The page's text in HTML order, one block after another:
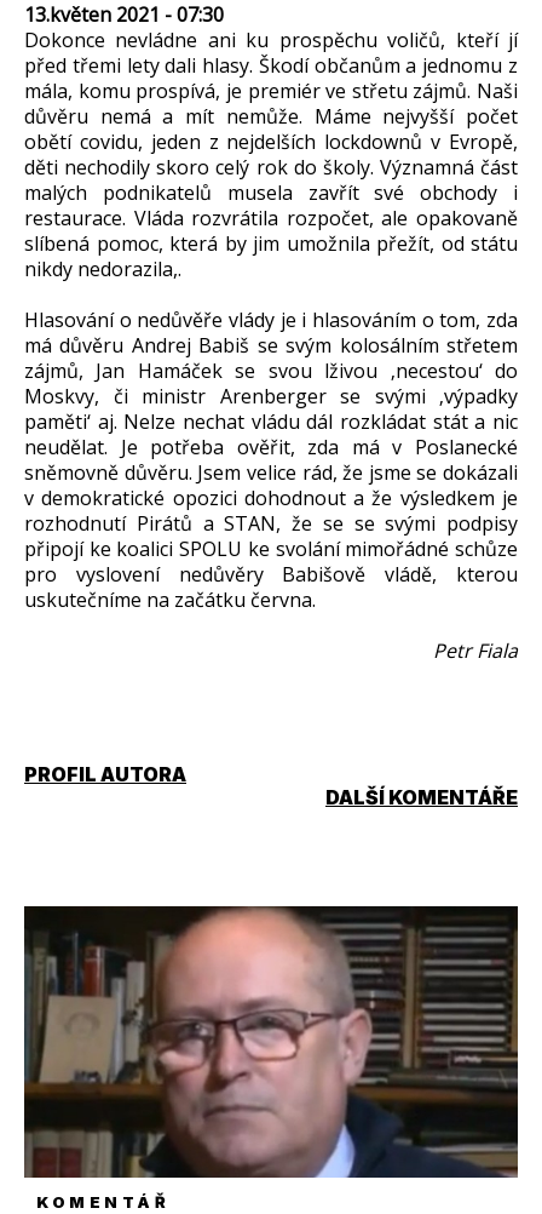
13.květen 2021 - 07:30
Dokonce nevládne ani ku prospěchu voličů, kteří jí
před třemi lety dali hlasy. Škodí občanům a jednomu z
mála, komu prospívá, je premiér ve střetu zájmů. Naši
důvěru nemá a mít nemůže. Máme nejvyšší počet
obětí covidu, jeden z nejdelších lockdownů v Evropě,
děti nechodily skoro celý rok do školy. Významná část
malých podnikatelů musela zavřít své obchody i
restaurace. Vláda rozvrátila rozpočet, ale opakovaně
slíbená pomoc, která by jim umožnila přežít, od státu
nikdy nedorazila,.
Hlasování o nedůvěře vlády je i hlasováním o tom, zda
má důvěru Andrej Babiš se svým kolosálním střetem
zájmů, Jan Hamáček se svou lživou ‚necestou‘ do
Moskvy, či ministr Arenberger se svými ‚výpadky
paměti‘ aj. Nelze nechat vládu dál rozkládat stát a nic
neudělat. Je potřeba ověřit, zda má v Poslanecké
sněmovně důvěru. Jsem velice rád, že jsme se dokázali
v demokratické opozici dohodnout a že výsledkem je
rozhodnutí Pirátů a STAN, že se se svými podpisy
připojí ke koalici SPOLU ke svolání mimořádné schůze
pro vyslovení nedůvěry Babišově vládě, kterou
uskutečníme na začátku června.
Petr Fiala
PROFIL AUTORA
DALŠÍ KOMENTÁŘE
KOMENTÁŘ